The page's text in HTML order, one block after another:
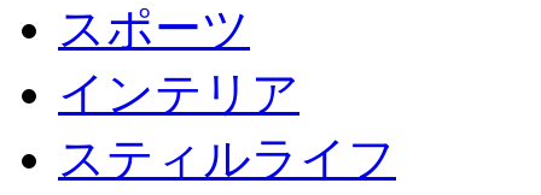
スポーツ
インテリア
スティルライフ